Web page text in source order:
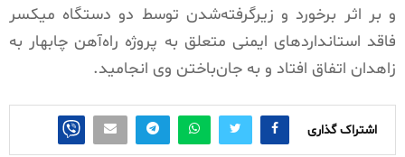
و بر اثر برخورد و زیرگرفته‌شدن توسط دو دستگاه میکسر
فاقد استانداردهای ایمنی متعلق به پروژه راه‌آهن چابهار به
زاهدان اتفاق افتاد و به جان‌باختن وی انجامید.
اشتراک گذاری